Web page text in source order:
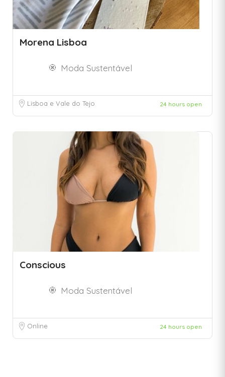
Morena Lisboa
Moda Sustentável
Lisboa e Vale do Tejo 24 hours open
Conscious
Moda Sustentável
Online 24 hours open